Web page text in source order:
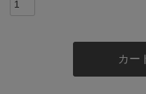
カー